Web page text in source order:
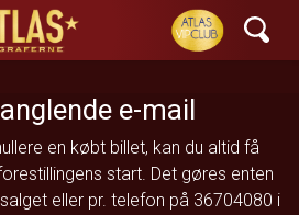
Biograferne
e-mail
en købt billet, kan du altid få
start. Det gøres enten
eller pr. telefon på 36704080 i